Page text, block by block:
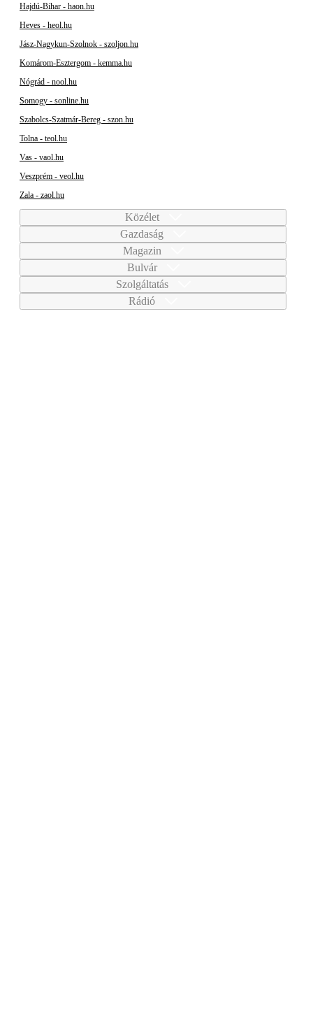
Hajdú-Bihar - haon.hu
Heves - heol.hu
Jász-Nagykun-Szolnok - szoljon.hu
Komárom-Esztergom - kemma.hu
Nógrád - nool.hu
Somogy - sonline.hu
Szabolcs-Szatmár-Bereg - szon.hu
Tolna - teol.hu
Vas - vaol.hu
Veszprém - veol.hu
Zala - zaol.hu
Közélet
Gazdaság
Magazin
Bulvár
Szolgáltatás
Rádió